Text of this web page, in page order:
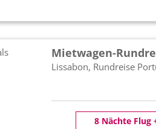
Mietwagen-
Lissabon, Rundreise
8 Nächte Flug